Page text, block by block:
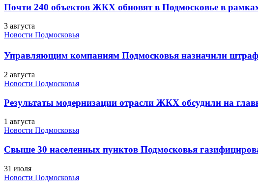
Почти 240 объектов ЖКХ обновят в Подмосковье в
3 августа
Новости Подмосковья
Управляющим компаниям Подмосковья назначили
2 августа
Новости Подмосковья
Результаты модернизации отрасли ЖКХ обсудили на
1 августа
Новости Подмосковья
Свыше 30 населенных пунктов Подмосковья
31 июля
Новости Подмосковья